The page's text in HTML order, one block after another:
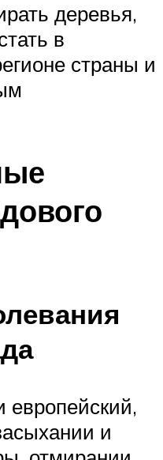
деревья,
в
страны и
и